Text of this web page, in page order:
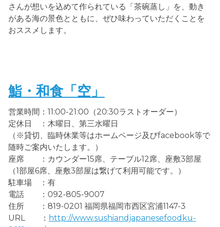
さんが想いを込めて作られている「茶碗蒸し」を、動き
がある海の景色とともに、ぜひ味わっていただくことを
おススメします。
鮨・和食「空」
営業時間：11:00-21:00（20:30ラストオーダー）
定休日 ：木曜日、第三水曜日
（※貸切、臨時休業等はホームページ及びfacebook等で
随時ご案内いたします。）
座席 ：カウンダー15席、テーブル12席、座敷3部屋
（1部屋6席、座敷3部屋は繋げて利用可能です。）
駐車場 ：有
電話 ：092-805-9007
住所 ：819-0201 福岡県福岡市西区宮浦1147-3
URL ： http://www.sushiandjapanesefoodku-